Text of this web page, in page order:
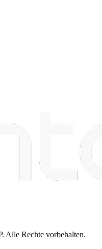
Rechte vorbehalten.